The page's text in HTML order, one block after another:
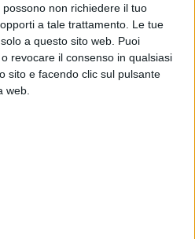
non richiedere il tuo
a tale trattamento. Le tue
a questo sito web. Puoi
revocare il consenso in qualsiasi
sito e facendo clic sul pulsante
web.
donato a Banco Farmaceutico
68 farmacie (50 in provincia di
Matera) e sono state raccolte